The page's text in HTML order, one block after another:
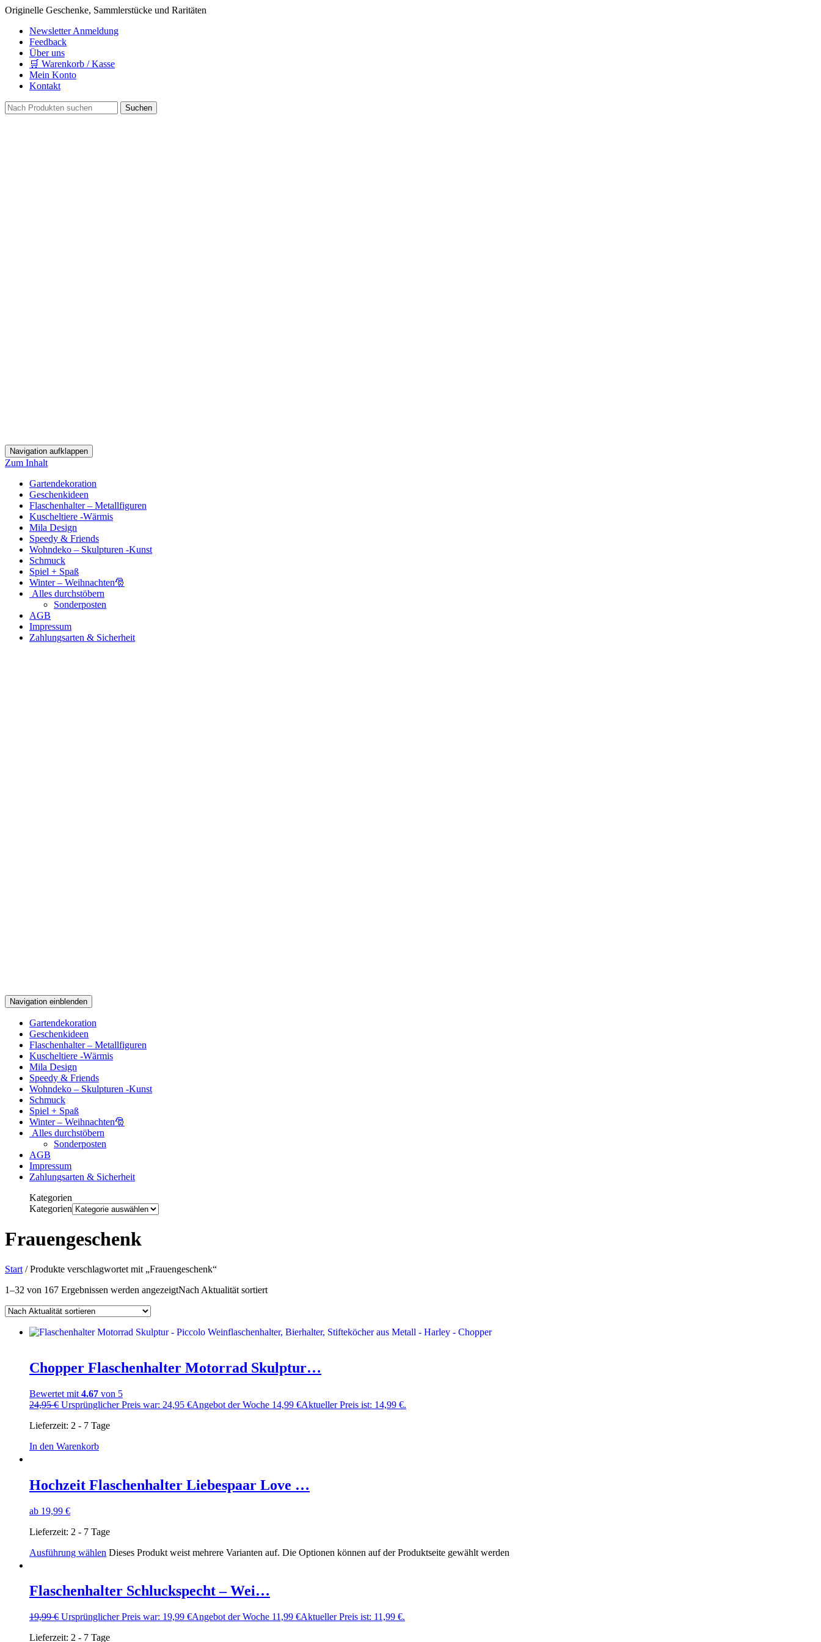
Originelle Geschenke, Sammlerstücke und Raritäten
Newsletter Anmeldung
Feedback
Über uns
🛒 Warenkorb / Kasse
Mein Konto
Kontakt
Navigation aufklappen
Zum Inhalt
Gartendekoration
Geschenkideen
Flaschenhalter – Metallfiguren
Kuscheltiere -Wärmis
Mila Design
Speedy & Friends
Wohndeko – Skulpturen -Kunst
Schmuck
Spiel + Spaß
Winter – Weihnachten🎅
Alles durchstöbern
Sonderposten
AGB
Impressum
Zahlungsarten & Sicherheit
Navigation einblenden
Gartendekoration
Geschenkideen
Flaschenhalter – Metallfiguren
Kuscheltiere -Wärmis
Mila Design
Speedy & Friends
Wohndeko – Skulpturen -Kunst
Schmuck
Spiel + Spaß
Winter – Weihnachten🎅
Alles durchstöbern
Sonderposten
AGB
Impressum
Zahlungsarten & Sicherheit
Kategorien
Kategorien
Frauengeschenk
Start / Produkte verschlagwortet mit „Frauengeschenk“
1–32 von 167 Ergebnissen werden angezeigtNach Aktualität sortiert
Chopper Flaschenhalter Motorrad Skulptur…
Bewertet mit 4.67 von 5
24,95€ Ursprünglicher Preis war: 24,95 €Angebot der Woche 14,99 €Aktueller Preis ist: 14,99 €.
Lieferzeit: 2 - 7 Tage
In den Warenkorb
Hochzeit Flaschenhalter Liebespaar Love …
ab 19,99 €
Lieferzeit: 2 - 7 Tage
Ausführung wählen Dieses Produkt weist mehrere Varianten auf. Die Optionen können auf der Produktseite gewählt werden
Flaschenhalter Schluckspecht – Wei…
19,99€ Ursprünglicher Preis war: 19,99 €Angebot der Woche 11,99 €Aktueller Preis ist: 11,99 €.
Lieferzeit: 2 - 7 Tage